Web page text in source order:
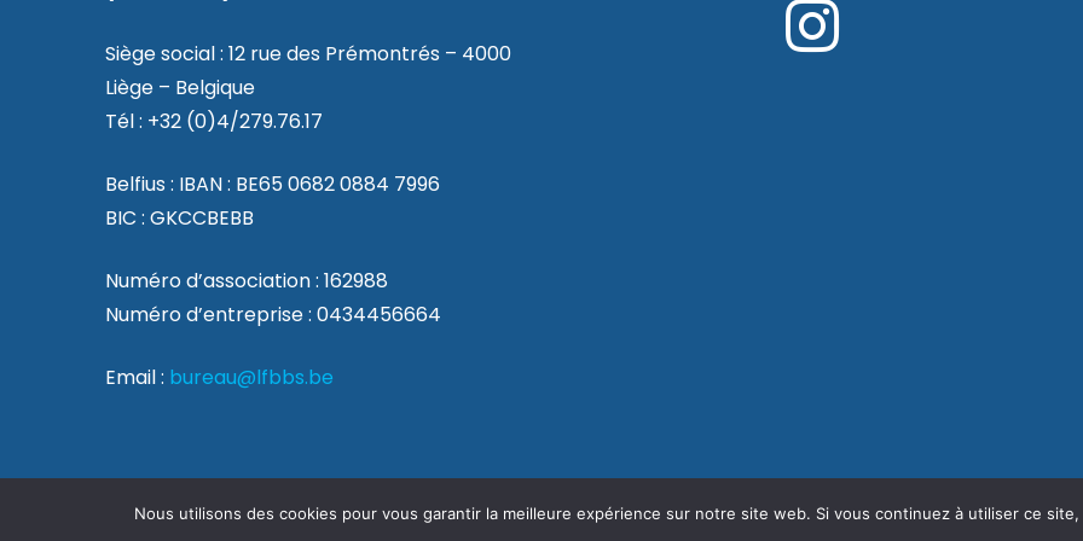
Siège social : 12 rue des Prémontrés – 4000
Liège – Belgique
Tél : +32 (0)4/279.76.17
Belfius : IBAN : BE65 0682 0884 7996
BIC : GKCCBEBB
Numéro d’association : 162988
Numéro d’entreprise : 0434456664
Email : bureau@lfbbs.be
Nous utilisons des cookies pour vous garantir la meilleure expérience sur notre site web. Si vous continuez à utiliser ce